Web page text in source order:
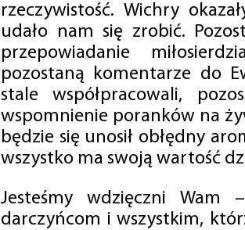
rzeczywistość. Wichry
udało nam się zrobić.
przepowiadanie
pozostaną komentarze do
stale współpracowali,
wspomnienie poranków na
będzie się unosił obłędny
wszystko ma swoją wartość
Jesteśmy wdzięczni Wam
darczyńcom i wszystkim,